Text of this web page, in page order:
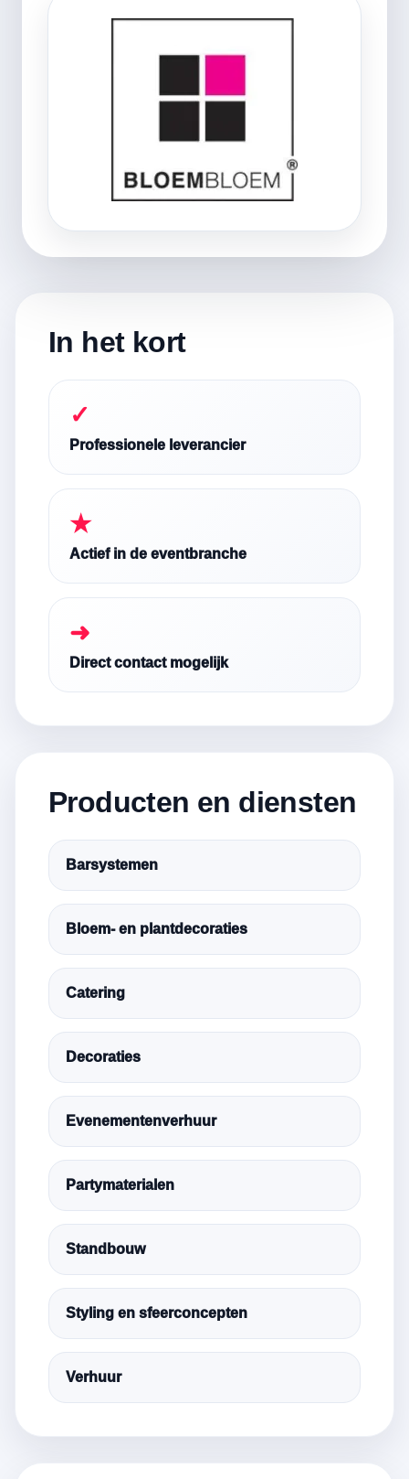
In het kort
✓
Professionele leverancier
★
Actief in de eventbranche
➜
Direct contact mogelijk
Producten en diensten
Barsystemen
Bloem- en plantdecoraties
Catering
Decoraties
Evenementenverhuur
Partymaterialen
Standbouw
Styling en sfeerconcepten
Verhuur